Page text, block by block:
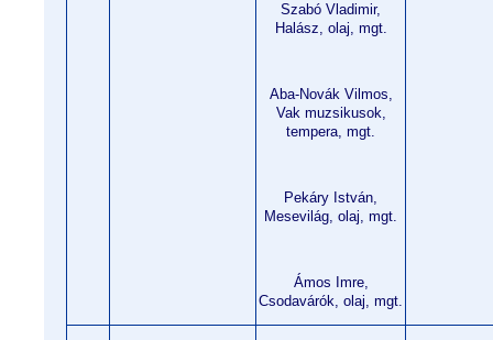
Szabó Vladimir,
Halász, olaj, mgt.
Aba-Novák Vilmos,
Vak muzsikusok,
tempera, mgt.
Pekáry István,
Mesevilág, olaj, mgt.
Ámos Imre,
Csodavárók, olaj, mgt.